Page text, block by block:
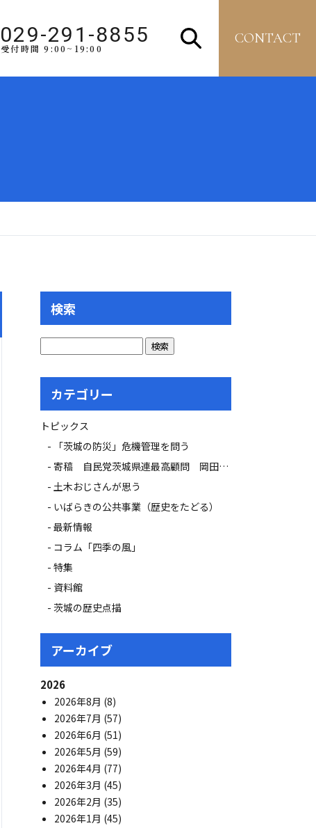
029-291-8855
受付時間 9:00~19:00
CONTACT
検索
カテゴリー
トピックス
「茨城の防災」危機管理を問う
寄稿 自民党茨城県連最高顧問 岡田 広氏
土木おじさんが思う
いばらきの公共事業（歴史をたどる）
最新情報
コラム「四季の風」
特集
資料館
茨城の歴史点描
アーカイブ
2026
2026年8月 (8)
2026年7月 (57)
2026年6月 (51)
2026年5月 (59)
2026年4月 (77)
2026年3月 (45)
2026年2月 (35)
2026年1月 (45)